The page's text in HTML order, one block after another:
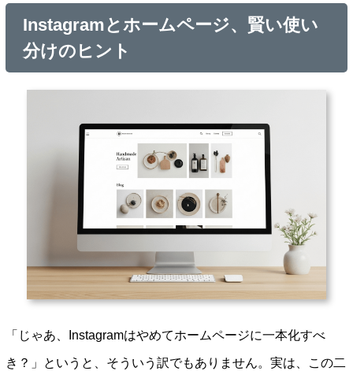
Instagramとホームページ、賢い使い
分けのヒント
「じゃあ、Instagramはやめてホームページに一本化すべ
き？」というと、そういう訳でもありません。実は、この二